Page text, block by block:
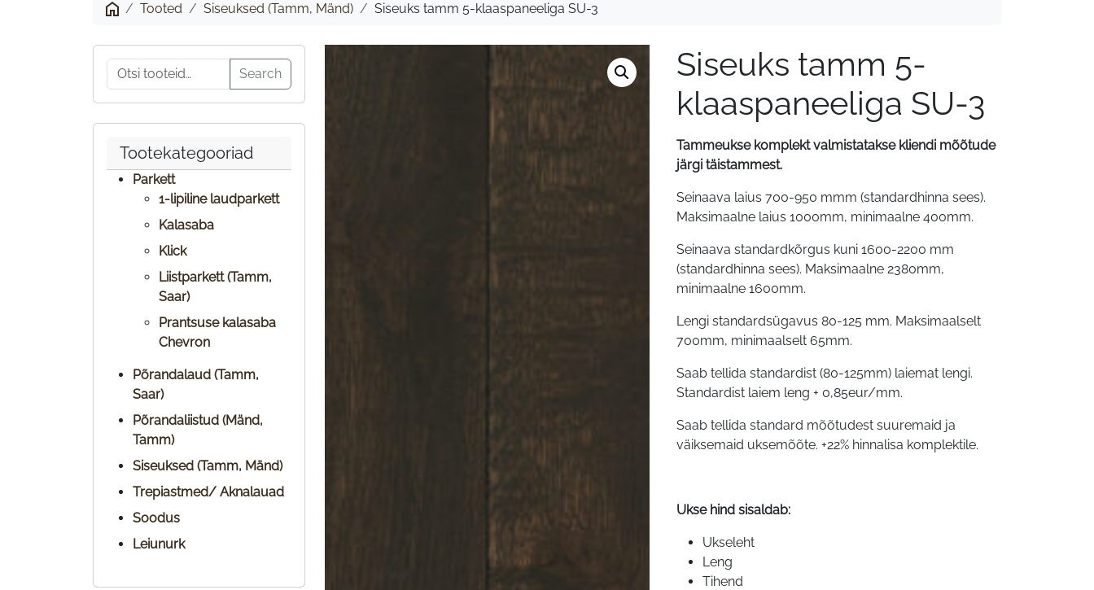
klaaspaneeliga
Tooted Siseuksed (Tamm, Mänd) Siseuks tamm 5-klaaspaneeliga SU-3
Otsi:
Search
Tootekategooriad
Parkett
1-lipiline laudparkett
Kalasaba
Klick
Liistparkett (Tamm,
Saar)
Prantsuse kalasaba
Chevron
Põrandalaud (Tamm,
Saar)
Põrandaliistud (Mänd,
Tamm)
Siseuksed (Tamm, Mänd)
Trepiastmed/ Aknalauad
Soodus
Leiunurk
Siseuks tamm 5-
klaaspaneeliga SU-3
Tammeukse komplekt valmistatakse kliendi mõõtude
järgi täistammest.
Seinaava laius 700-950 mmm (standardhinna sees).
Maksimaalne laius 1000mm, minimaalne 400mm.
Seinaava standardkõrgus kuni 1600-2200 mm
(standardhinna sees). Maksimaalne 2380mm,
minimaalne 1600mm.
Lengi standardsügavus 80-125 mm. Maksimaalselt
700mm, minimaalselt 65mm.
Saab tellida standardist (80-125mm) laiemat lengi.
Standardist laiem leng + 0,85eur/mm.
Saab tellida standard mõõtudest suuremaid ja
väiksemaid uksemõõte. +22% hinnalisa komplektile.
Ukse hind sisaldab:
Ukseleht
Leng
Tihend